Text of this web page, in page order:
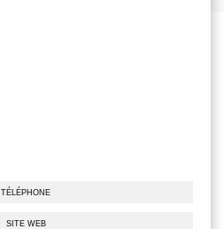
TÉLÉPHONE
SITE WEB